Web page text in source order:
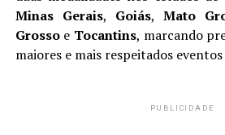
Minas Gerais, Goiás, Mato
Grossoe Tocantins, marcando
maiores e mais respeitados
PUBLICIDADE